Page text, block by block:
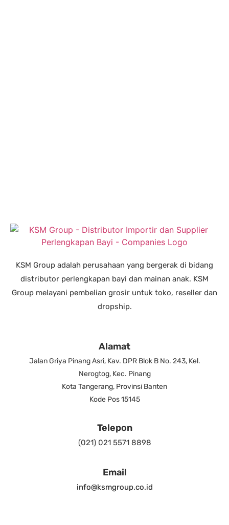
KSM Group adalah perusahaan yang bergerak di bidang
distributor perlengkapan bayi dan mainan anak. KSM
Group melayani pembelian grosir untuk toko, reseller dan
dropship.
Alamat
Jalan Griya Pinang Asri, Kav. DPR Blok B No. 243, Kel.
Nerogtog, Kec. Pinang
Kota Tangerang, Provinsi Banten
Kode Pos 15145
Telepon
(021) 021 5571 8898
Email
info@ksmgroup.co.id